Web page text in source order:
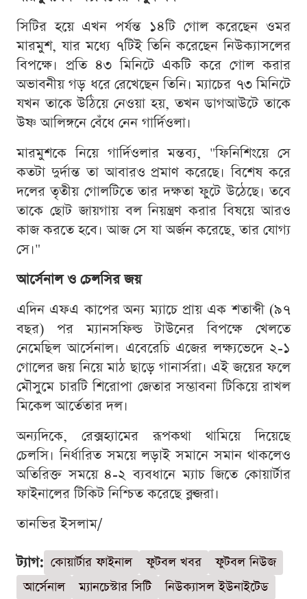
সিটির হয়ে এখন পর্যন্ত ১৪টি গোল করেছেন ওমর
মারমুশ, যার মধ্যে ৭টিই তিনি করেছেন নিউক্যাসলের
বিপক্ষে। প্রতি ৪৩ মিনিটে একটি করে গোল করার
অভাবনীয় গড় ধরে রেখেছেন তিনি। ম্যাচের ৭৩ মিনিটে
যখন তাকে উঠিয়ে নেওয়া হয়, তখন ডাগআউটে তাকে
উষ্ণ আলিঙ্গনে বেঁধে নেন গার্দিওলা।
মারমুশকে নিয়ে গার্দিওলার মন্তব্য, "ফিনিশিংয়ে সে
কতটা দুর্দান্ত তা আবারও প্রমাণ করেছে। বিশেষ করে
দলের তৃতীয় গোলটিতে তার দক্ষতা ফুটে উঠেছে। তবে
তাকে ছোট জায়গায় বল নিয়ন্ত্রণ করার বিষয়ে আরও
কাজ করতে হবে। আজ সে যা অর্জন করেছে, তার যোগ্য
সে।"
আর্সেনাল ও চেলসির জয়
এদিন এফএ কাপের অন্য ম্যাচে প্রায় এক শতাব্দী (৯৭
বছর) পর ম্যানসফিল্ড টাউনের বিপক্ষে খেলতে
নেমেছিল আর্সেনাল। এবেরেচি এজের লক্ষ্যভেদে ২-১
গোলের জয় নিয়ে মাঠ ছাড়ে গানার্সরা। এই জয়ের ফলে
মৌসুমে চারটি শিরোপা জেতার সম্ভাবনা টিকিয়ে রাখল
মিকেল আর্তেতার দল।
অন্যদিকে, রেক্সহ্যামের রূপকথা থামিয়ে দিয়েছে
চেলসি। নির্ধারিত সময়ে লড়াই সমানে সমান থাকলেও
অতিরিক্ত সময়ে ৪-২ ব্যবধানে ম্যাচ জিতে কোয়ার্টার
ফাইনালের টিকিট নিশ্চিত করেছে ব্লুজরা।
তানভির ইসলাম/
ট্যাগ: কোয়ার্টার ফাইনাল ফুটবল খবর
ফুটবল নিউজ
আর্সেনাল
ম্যানচেস্টার সিটি
নিউক্যাসল ইউনাইটেড